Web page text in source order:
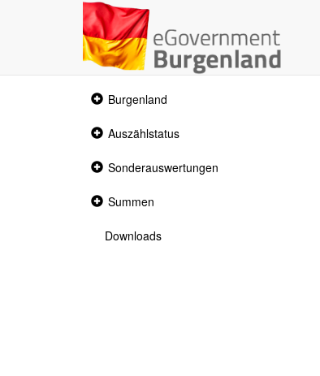
Collapsed
section
Burgenland
Collapsed
Auszählstatus
Collapsed
Sonderauswertungen
Collapsed
Summen
Downloads